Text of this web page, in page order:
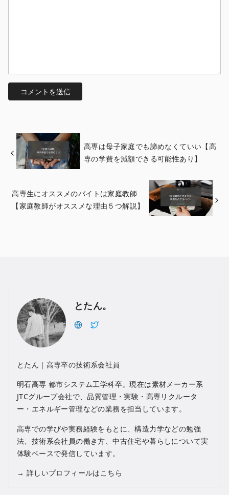
高専は母子家庭でも諦めなくていい【高
専の学費を減額できる可能性あり】
高専生にオススメのバイトは家庭教師
【家庭教師がオススメな理由５つ解説】
とたん。
とたん｜高専卒の技術系会社員
明石高専 都市システム工学科卒。現在は素材メーカー系
JTCグループ会社で、品質管理・実験・高専リクルータ
ー・エネルギー管理などの業務を担当しています。
高専での学びや実務経験をもとに、構造力学などの勉強
法、技術系会社員の働き方、中古住宅や暮らしについて実
体験ベースで発信しています。
→ 詳しいプロフィールはこちら